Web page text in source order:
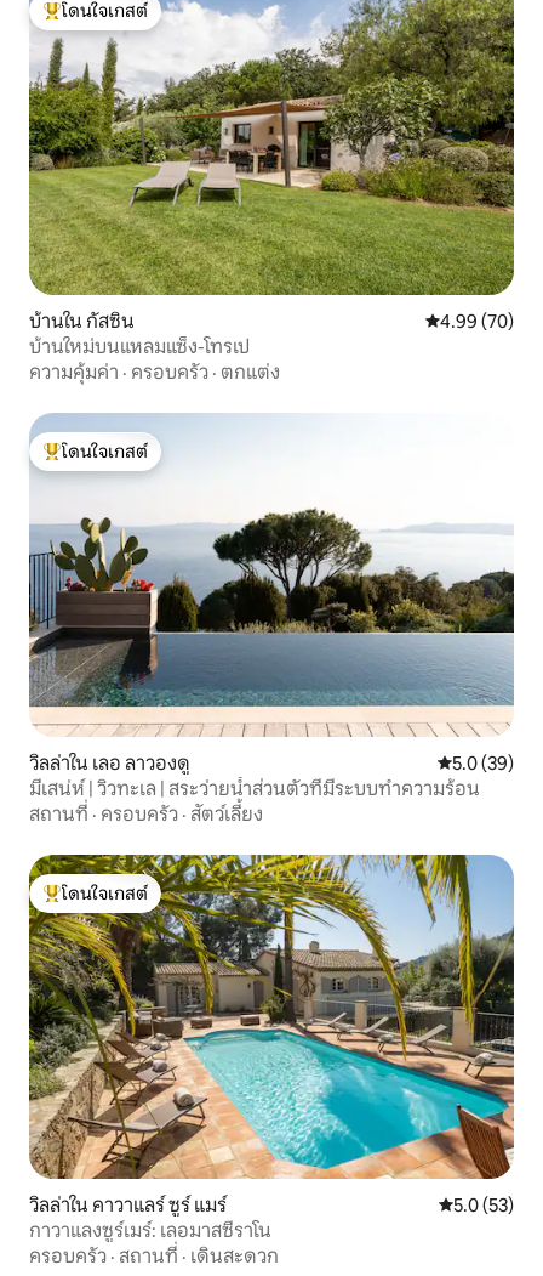
โดนใจเกสต์ที่สุด
โดนใจเกสต์
บ้านใน กัสซิน คะแนนเฉลี่ย
4.99 (70)
บ้านใหม่บนแหลมแซ็ง-โทรเป
ความคุ้มค่า · ครอบครัว · ตกแต่ง
โดนใจเกสต์ที่สุด
โดนใจเกสต์
วิลล่าใน เลอ ลาวองดู คะแนนเฉลี่ย
5.0 (39)
มีเสน่ห์ | วิวทะเล | สระว่ายน้ำส่วนตัวที่มีระบบทำความร้อน
สถานที่ · ครอบครัว · สัตว์เลี้ยง
โดนใจเกสต์ที่สุด
โดนใจเกสต์
วิลล่าใน คาวาแลร์ ซูร์ แมร์ คะแนนเฉลี่ย
5.0 (53)
กาวาแลงซูร์เมร์: เลอมาสซีราโน
ครอบครัว · สถานที่ · เดินสะดวก